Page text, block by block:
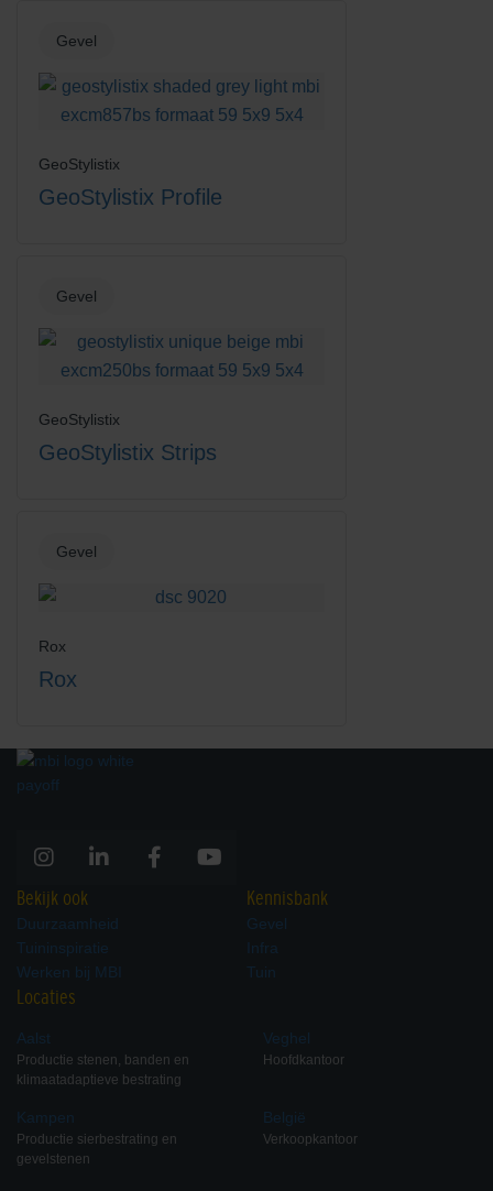
Gevel
GeoStylistix
GeoStylistix Profile
Gevel
GeoStylistix
GeoStylistix Strips
Gevel
Rox
Rox
Bekijk ook
Duurzaamheid
Tuininspiratie
Werken bij MBI
Kennisbank
Gevel
Infra
Tuin
Locaties
Aalst
Productie stenen, banden en
klimaatadaptieve bestrating
Kampen
Productie sierbestrating en
gevelstenen
Veghel
Hoofdkantoor
België
Verkoopkantoor